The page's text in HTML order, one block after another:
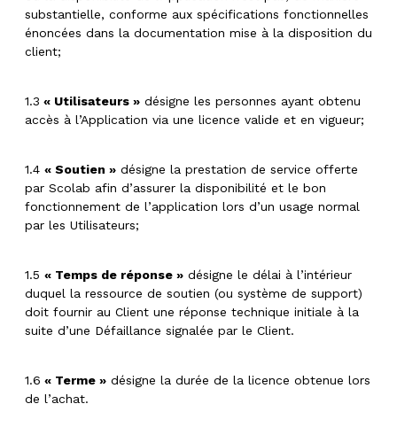
substantielle, conforme aux spécifications fonctionnelles
énoncées dans la documentation mise à la disposition du
client;
1.3 « Utilisateurs » désigne les personnes ayant obtenu
accès à l’Application via une licence valide et en vigueur;
1.4 « Soutien » désigne la prestation de service offerte
par Scolab afin d’assurer la disponibilité et le bon
fonctionnement de l’application lors d’un usage normal
par les Utilisateurs;
1.5 « Temps de réponse » désigne le délai à l’intérieur
duquel la ressource de soutien (ou système de support)
doit fournir au Client une réponse technique initiale à la
suite d’une Défaillance signalée par le Client.
1.6 « Terme » désigne la durée de la licence obtenue lors
de l’achat.